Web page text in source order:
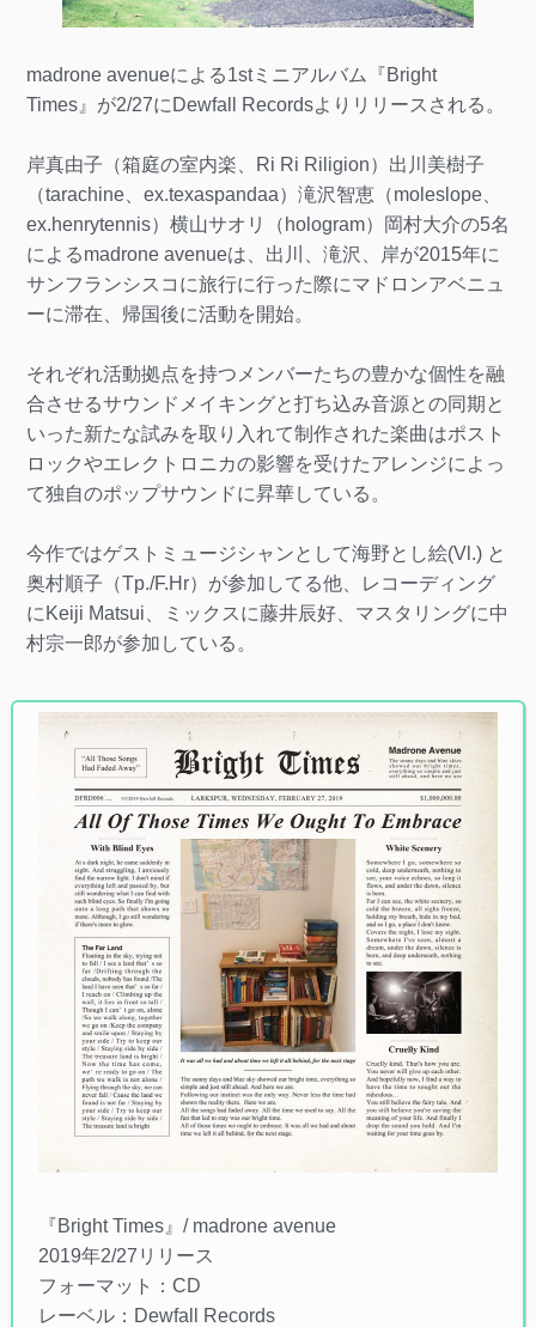
madrone avenueによる1stミニアルバム『Bright
Times』が2/27にDewfall Recordsよりリリースされる。
岸真由子（箱庭の室内楽、Ri Ri Riligion）出川美樹子
（tarachine、ex.texaspandaa）滝沢智恵（moleslope、
ex.henrytennis）横山サオリ（hologram）岡村大介の5名
によるmadrone avenueは、出川、滝沢、岸が2015年に
サンフランシスコに旅行に行った際にマドロンアベニュ
ーに滞在、帰国後に活動を開始。
それぞれ活動拠点を持つメンバーたちの豊かな個性を融
合させるサウンドメイキングと打ち込み音源との同期と
いった新たな試みを取り入れて制作された楽曲はポスト
ロックやエレクトロニカの影響を受けたアレンジによっ
て独自のポップサウンドに昇華している。
今作ではゲストミュージシャンとして海野とし絵(Vl.) と
奥村順子（Tp./F.Hr）が参加してる他、レコーディング
にKeiji Matsui、ミックスに藤井辰好、マスタリングに中
村宗一郎が参加している。
『Bright Times』/ madrone avenue
2019年2/27リリース
フォーマット：CD
レーベル：Dewfall Records